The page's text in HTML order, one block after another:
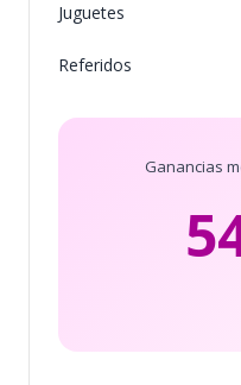
Juguetes
Referidos
Ganancias